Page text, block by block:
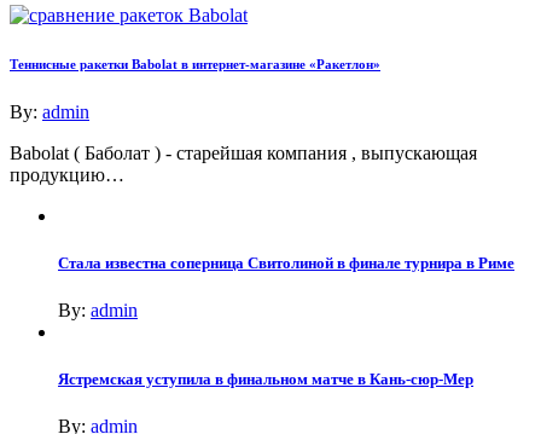
Теннисные ракетки Babolat в интернет-магазине «Ракетлон»
By: admin
Babolat ( Баболат ) - старейшая компания , выпускающая
продукцию…
Стала известна соперница Свитолиной в финале турнира в Риме
By: admin
Ястремская уступила в финальном матче в Кань-сюр-Мер
By: admin